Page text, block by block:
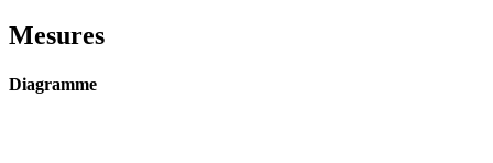
Mesures
Diagramme